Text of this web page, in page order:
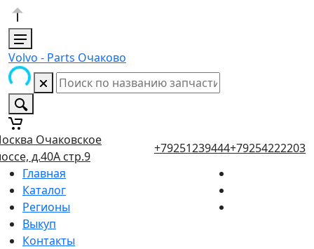
Volvo - Parts Очаково
Очаковское
д.40А стр.9
+79251239444+79254222203
Главная
Каталог
Регионы
Выкуп
Контакты